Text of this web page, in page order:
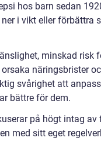
hos barn sedan
i vikt eller förbättra
minskad risk
näringsbrister
svårighet att
bättre för dem.
på högt intag av
med sitt eget